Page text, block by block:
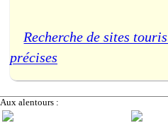
Recherche de sites
précises
Aux alentours :